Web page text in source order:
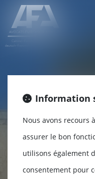
Cabinet
et
Cabinet
et
Information
Nous avons recours
assurer le bon
utilisons également
consentement pour